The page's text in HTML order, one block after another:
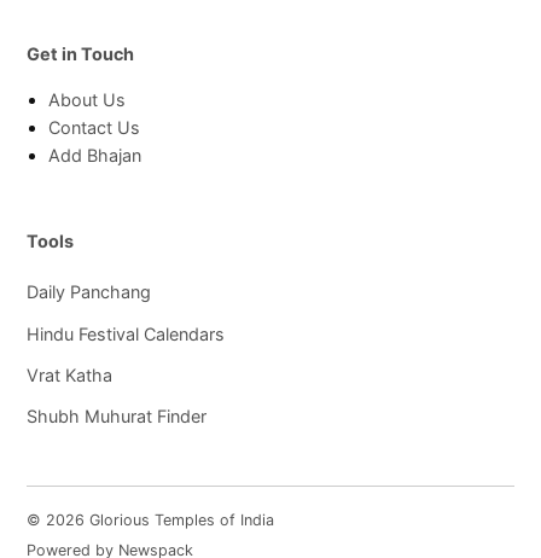
Get in Touch
About Us
Contact Us
Add Bhajan
Tools
Daily Panchang
Hindu Festival Calendars
Vrat Katha
Shubh Muhurat Finder
© 2026 Glorious Temples of India
Powered by Newspack